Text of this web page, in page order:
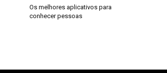
Os melhores aplicativos para
conhecer pessoas